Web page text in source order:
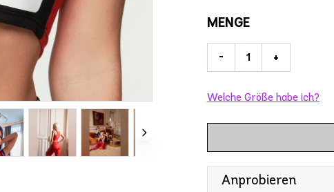
MENGE
- +
Welche Größe habe ich?
Anprobieren